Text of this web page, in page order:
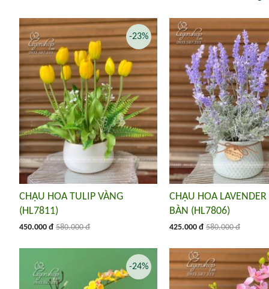
CHẬU HOA TULIP VÀNG
(HL7811)
450.000 đ 580.000 đ
-23%
CHẬU HOA
BÀN (HL7806)
425.000 đ 580.000 đ
-24%